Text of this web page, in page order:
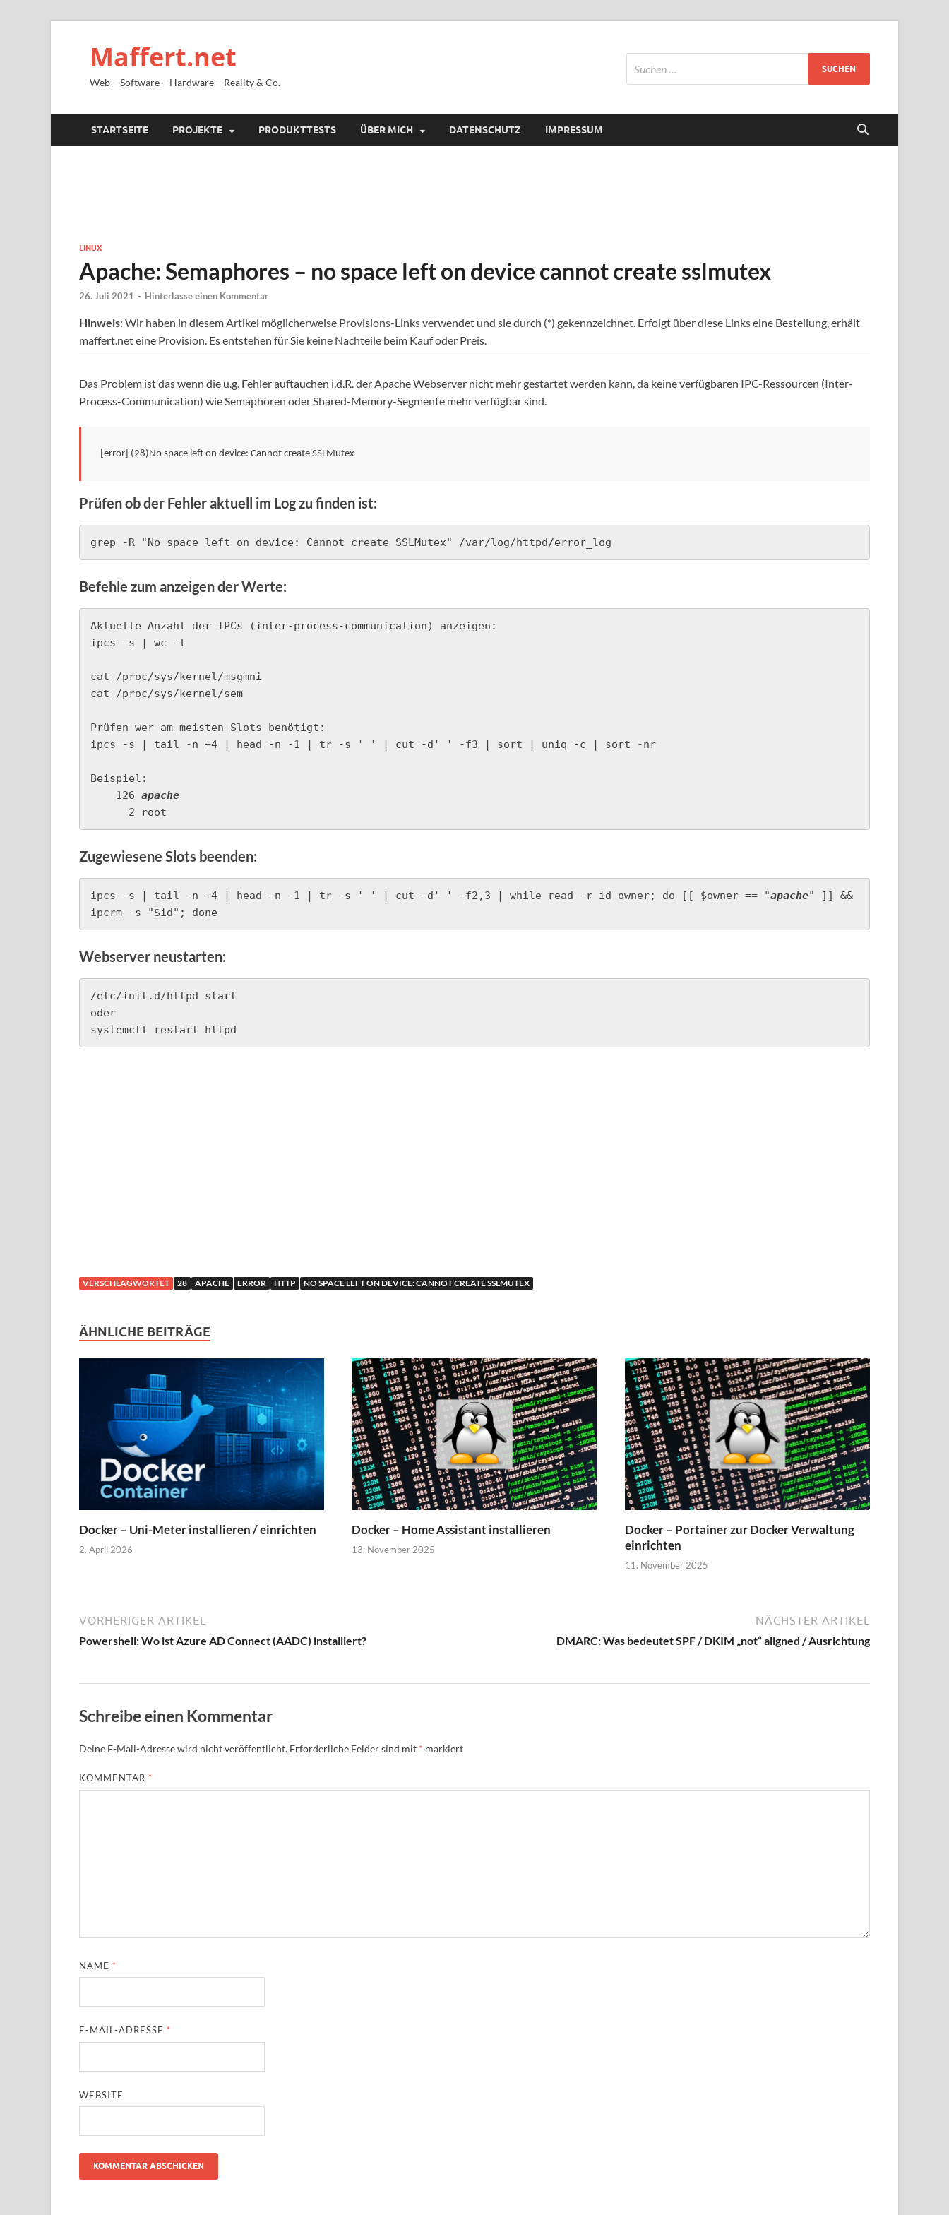
Maffert.net
Web – Software – Hardware – Reality & Co.
STARTSEITE PROJEKTE PRODUKTTESTS ÜBER MICH DATENSCHUTZ IMPRESSUM
LINUX
Apache: Semaphores – no space left on device cannot create sslmutex
26. Juli 2021 - Hinterlasse einen Kommentar
Hinweis: Wir haben in diesem Artikel möglicherweise Provisions-Links verwendet und sie durch (*) gekennzeichnet. Erfolgt über diese Links eine Bestellung, erhält
maffert.net eine Provision. Es entstehen für Sie keine Nachteile beim Kauf oder Preis.
Das Problem ist das wenn die u.g. Fehler auftauchen i.d.R. der Apache Webserver nicht mehr gestartet werden kann, da keine verfügbaren IPC-Ressourcen (Inter-
Process-Communication) wie Semaphoren oder Shared-Memory-Segmente mehr verfügbar sind.
[error] (28)No space left on device: Cannot create SSLMutex
Prüfen ob der Fehler aktuell im Log zu finden ist:
grep -R "No space left on device: Cannot create SSLMutex" /var/log/httpd/error_log
Befehle zum anzeigen der Werte:
Aktuelle Anzahl der IPCs (inter-process-communication) anzeigen:
ipcs -s | wc -l
cat /proc/sys/kernel/msgmni
cat /proc/sys/kernel/sem
Prüfen wer am meisten Slots benötigt:
ipcs -s | tail -n +4 | head -n -1 | tr -s ' ' | cut -d' ' -f3 | sort | uniq -c | sort -nr
Beispiel:
    126
apache
      2 root
Zugewiesene Slots beenden:
ipcs -s | tail -n +4 | head -n -1 | tr -s ' ' | cut -d' ' -f2,3 | while read -r id owner; do [[ $owner == "apache" ]] &&
ipcrm -s "$id"; done
Webserver neustarten:
/etc/init.d/httpd start
oder
systemctl restart httpd
VERSCHLAGWORTET 28 APACHE ERROR HTTP NO SPACE LEFT ON DEVICE: CANNOT CREATE SSLMUTEX
ÄHNLICHE BEITRÄGE
Docker – Uni-Meter installieren / einrichten
2. April 2026
Docker – Home Assistant installieren
13. November 2025
Docker – Portainer zur Docker Verwaltung
einrichten
11. November 2025
VORHERIGER ARTIKEL
Powershell: Wo ist Azure AD Connect (AADC) installiert?
NÄCHSTER ARTIKEL
DMARC: Was bedeutet SPF / DKIM „not“ aligned / Ausrichtung
Schreibe einen Kommentar
Deine E-Mail-Adresse wird nicht veröffentlicht. Erforderliche Felder sind mit * markiert
KOMMENTAR *
NAME *
E-MAIL-ADRESSE *
WEBSITE